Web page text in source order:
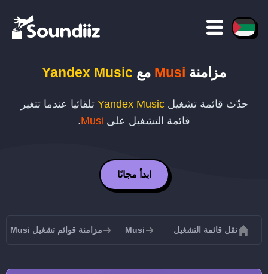
مزامنة Musi مع Yandex Music
حدّث قائمة تشغيلYandex Music تلقائيا عندما تتغير
قائمة التشغيل على Musi
.
ابدأ مجانًا
نقل قائمة التشغيل Musi مزامنة قوائم تشغيل Musi